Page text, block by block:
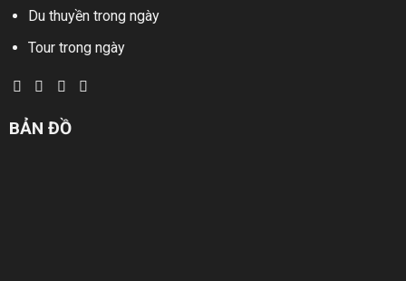
Du thuyền trong ngày
Tour trong ngày
BẢN ĐỒ